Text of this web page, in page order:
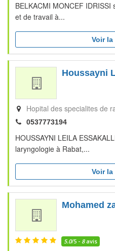
BELKACMI MONCEF
et de travail à...
Voir
Houssayni
Hopital des specialites de
0537773194
HOUSSAYNI LEILA
laryngologie à Rabat,...
Voir
Mohamed
5.0/5 - 8avis